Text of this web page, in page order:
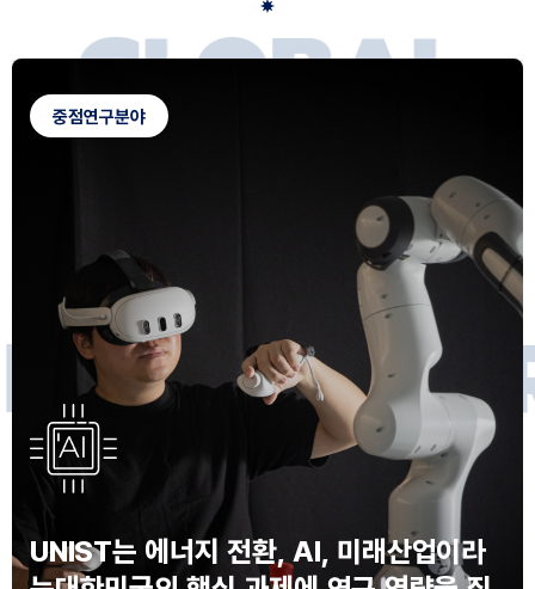
GLOBAL
CA S
R
FU TU RE
NNOVATO
S
중점연구분야
UNIST는 에너지 전환, AI, 미래산업이라